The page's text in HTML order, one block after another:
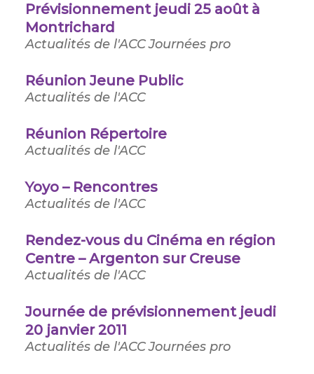
Prévisionnement jeudi 25 août à
Montrichard
Actualités de l'ACCJournées pro
Réunion Jeune Public
Actualités de l'ACC
Réunion Répertoire
Actualités de l'ACC
Yoyo – Rencontres
Actualités de l'ACC
Rendez-vous du Cinéma en région
Centre – Argenton sur Creuse
Actualités de l'ACC
Journée de prévisionnement jeudi
20 janvier 2011
Actualités de l'ACCJournées pro